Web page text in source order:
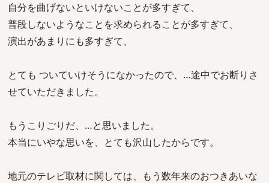
自分を曲げないといけないことが多すぎて、
普段しないようなことを求められることが多すぎて、
演出があまりにも多すぎて、
とても ついていけそうになかったので、…途中でお断りさ
せていただきました。
もうこりごりだ、…と思いました。
本当にいやな思いを、とても沢山したからです。
地元のテレビ取材に関しては、もう数年来のおつきあいな